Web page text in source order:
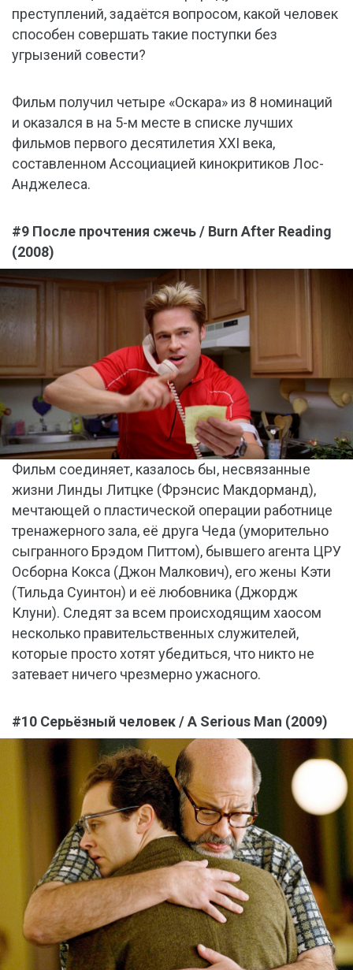
преступлений, задаётся вопросом, какой человек
способен совершать такие поступки без
угрызений совести?
Фильм получил четыре «Оскара» из 8 номинаций
и оказался в на 5-м месте в списке лучших
фильмов первого десятилетия XXI века,
составленном Ассоциацией кинокритиков Лос-
Анджелеса.
#9 После прочтения сжечь / Burn After Reading
(2008)
Фильм соединяет, казалось бы, несвязанные
жизни Линды Литцке (Фрэнсис Макдорманд),
мечтающей о пластической операции работнице
тренажерного зала, её друга Чеда (уморительно
сыгранного Брэдом Питтом), бывшего агента ЦРУ
Осборна Кокса (Джон Малкович), его жены Кэти
(Тильда Суинтон) и её любовника (Джордж
Клуни). Следят за всем происходящим хаосом
несколько правительственных служителей,
которые просто хотят убедиться, что никто не
затевает ничего чрезмерно ужасного.
#10 Серьёзный человек / A Serious Man (2009)